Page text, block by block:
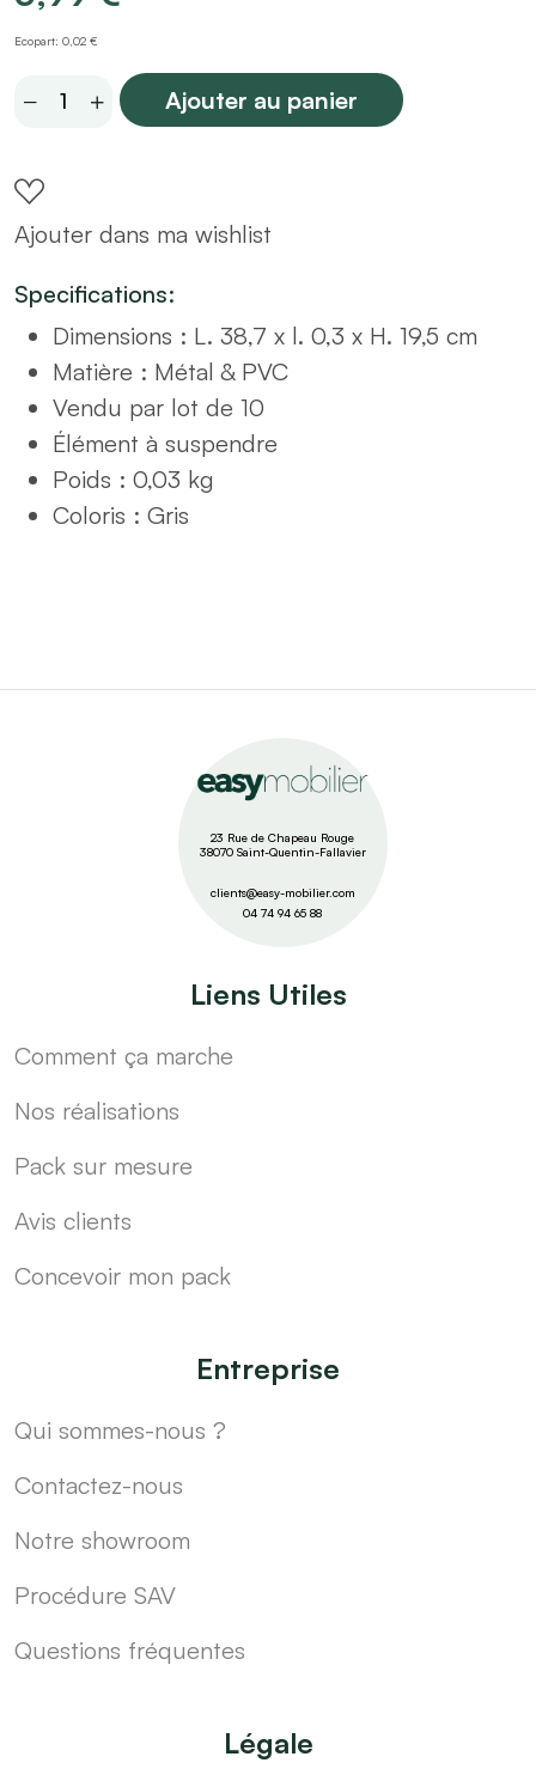
Ecopart: 0,02 €
Cintres
en
39cm
Gris
quantity
Ajouter au panier
Ajouter dans ma wishlist
Specifications:
Dimensions : L. 38,7 x l. 0,3 x H. 19,5 cm
Matière : Métal & PVC
Vendu par lot de 10
Élément à suspendre
Poids : 0,03 kg
Coloris : Gris
23 Rue de Chapeau Rouge
38070 Saint-Quentin-Fallavier
clients@easy-mobilier.com
04 74 94 65 88
Liens Utiles
Comment ça marche
Nos réalisations
Pack sur mesure
Avis clients
Concevoir mon pack
Entreprise
Qui sommes-nous ?
Contactez-nous
Notre showroom
Procédure SAV
Questions fréquentes
Légale